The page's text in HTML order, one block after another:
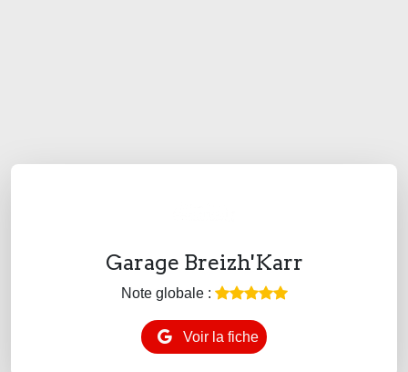
Garage Breizh'Karr
Note globale :
Voir la fiche